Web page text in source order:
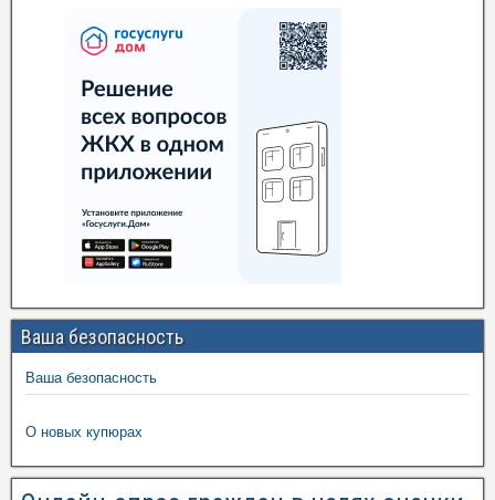
Ваша безопасность
Ваша безопасность
О новых купюрах